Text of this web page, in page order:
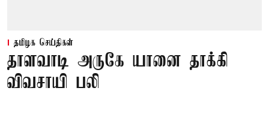
தமிழக செய்திகள்
தாளவாடி அருகே யானை தாக்கி
விவசாயி பலி